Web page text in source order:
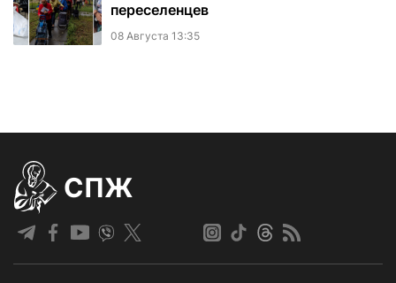
переселенцев
08 Августа 13:35
СПЖ